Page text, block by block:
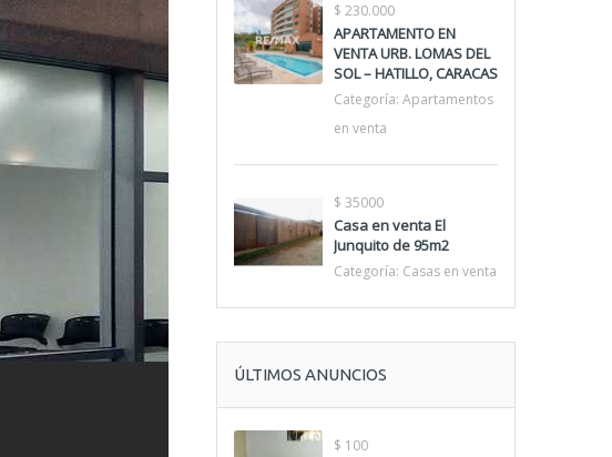
$ 230.000
APARTAMENTO EN
VENTA URB. LOMAS DEL
SOL – HATILLO, CARACAS
Categoría: Apartamentos
en venta
$ 35000
Casa en venta El
Junquito de 95m2
Categoría: Casas en venta
ÚLTIMOS ANUNCIOS
$ 100